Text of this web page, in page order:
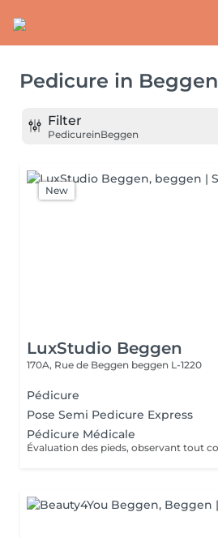
Pedicure in Beggen
Filter
PedicureinBeggen
New
LuxStudio Beggen
170A, Rue de Beggen beggen L-1220
Pédicure
Pose Semi Pedicure Express
Pédicure Médicale